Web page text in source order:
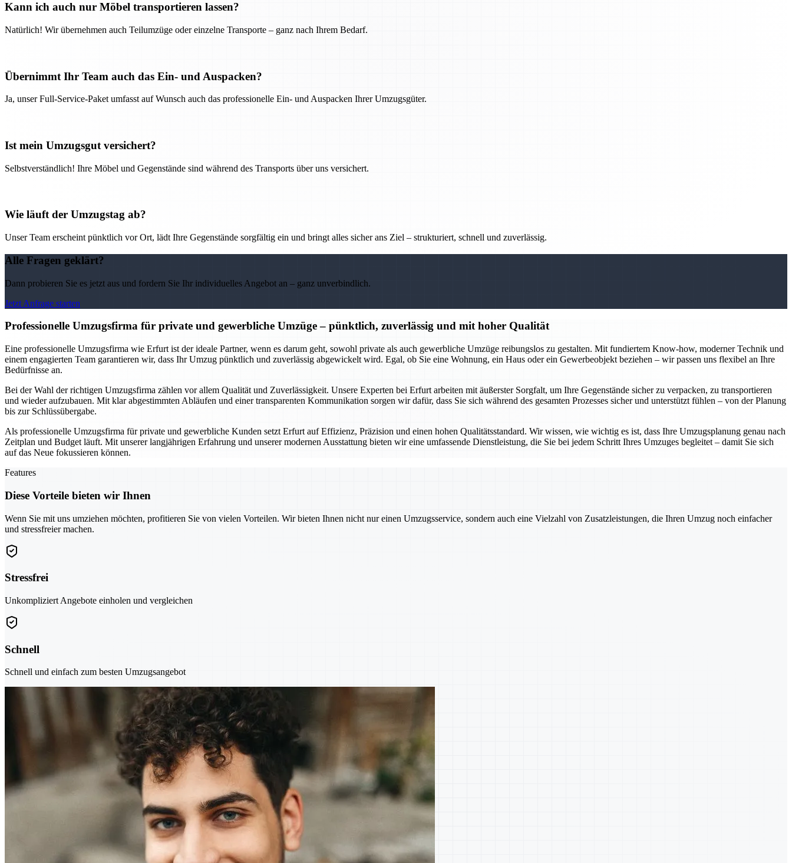
Kann ich auch nur Möbel transportieren lassen?
Natürlich! Wir übernehmen auch Teilumzüge oder einzelne Transporte – ganz nach Ihrem Bedarf.
Übernimmt Ihr Team auch das Ein- und Auspacken?
Ja, unser Full-Service-Paket umfasst auf Wunsch auch das professionelle Ein- und Auspacken Ihrer Umzugsgüter.
Ist mein Umzugsgut versichert?
Selbstverständlich! Ihre Möbel und Gegenstände sind während des Transports über uns versichert.
Wie läuft der Umzugstag ab?
Unser Team erscheint pünktlich vor Ort, lädt Ihre Gegenstände sorgfältig ein und bringt alles sicher ans Ziel – strukturiert, schnell und zuverlässig.
Alle Fragen geklärt?
Dann probieren Sie es jetzt aus und fordern Sie Ihr individuelles Angebot an – ganz unverbindlich.
Jetzt Anfrage starten
Professionelle Umzugsfirma für private und gewerbliche Umzüge – pünktlich, zuverlässig und mit hoher Qualität
Eine professionelle Umzugsfirma wie Erfurt ist der ideale Partner, wenn es darum geht, sowohl private als auch gewerbliche Umzüge reibungslos zu gestalten. Mit fundiertem Know-how, moderner Technik und
einem engagierten Team garantieren wir, dass Ihr Umzug pünktlich und zuverlässig abgewickelt wird. Egal, ob Sie eine Wohnung, ein Haus oder ein Gewerbeobjekt beziehen – wir passen uns flexibel an Ihre
Bedürfnisse an.
Bei der Wahl der richtigen Umzugsfirma zählen vor allem Qualität und Zuverlässigkeit. Unsere Experten bei Erfurt arbeiten mit äußerster Sorgfalt, um Ihre Gegenstände sicher zu verpacken, zu transportieren
und wieder aufzubauen. Mit klar abgestimmten Abläufen und einer transparenten Kommunikation sorgen wir dafür, dass Sie sich während des gesamten Prozesses sicher und unterstützt fühlen – von der Planung
bis zur Schlüssübergabe.
Als professionelle Umzugsfirma für private und gewerbliche Kunden setzt Erfurt auf Effizienz, Präzision und einen hohen Qualitätsstandard. Wir wissen, wie wichtig es ist, dass Ihre Umzugsplanung genau nach
Zeitplan und Budget läuft. Mit unserer langjährigen Erfahrung und unserer modernen Ausstattung bieten wir eine umfassende Dienstleistung, die Sie bei jedem Schritt Ihres Umzuges begleitet – damit Sie sich
auf das Neue fokussieren können.
Features
Diese Vorteile bieten wir Ihnen
Wenn Sie mit uns umziehen möchten, profitieren Sie von vielen Vorteilen. Wir bieten Ihnen nicht nur einen Umzugsservice, sondern auch eine Vielzahl von Zusatzleistungen, die Ihren Umzug noch einfacher
und stressfreier machen.
Stressfrei
Unkompliziert Angebote einholen und vergleichen
Schnell
Schnell und einfach zum besten Umzugsangebot